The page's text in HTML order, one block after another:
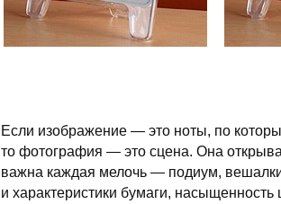
Если изображение — это ноты, по
то фотография — это сцена. Она
важна каждая мелочь — подиум,
и характеристики бумаги,